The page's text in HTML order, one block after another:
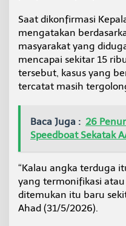
o
s
i
s
,
a
s
T
e
u
g
a
C
Saat dikonfirmasi
mengatakan
masyarakat yang
mencapai sekitar 15
tersebut, kasus yang
tercatat masih
Baca Juga : 26
Speedboat Sekatak
“Kalau angka terduga
yang termonifikasi
ditemukan itu baru
Ahad (31/5/2026).